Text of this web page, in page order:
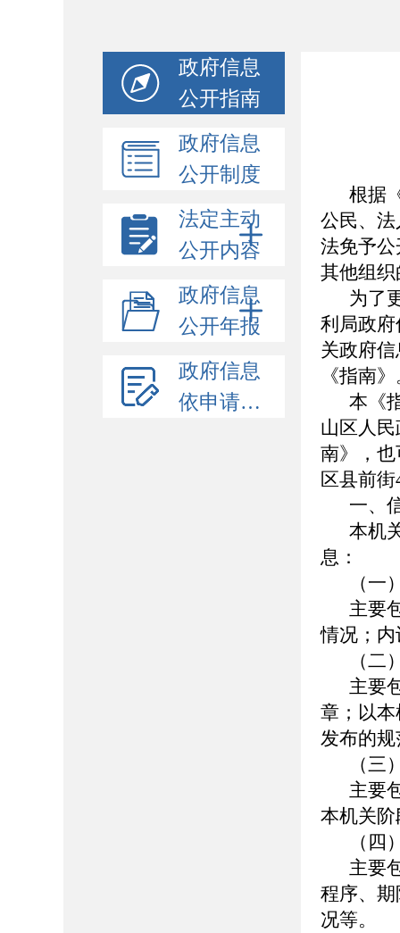
政府信息
公开指南
政府信息
公开制度
法定主动
公开内容
政府信息
公开年报
政府信息
依申请公开
根据
公民、
法免予
其他组
为了
利局政
关政府
《指南
本《
山区人民
南》，
区县前
一、
本机
息：
（一
主要
情况；
（二
主要
章；以
发布的
（三
主要
本机关
（四
主要
程序、
况等。